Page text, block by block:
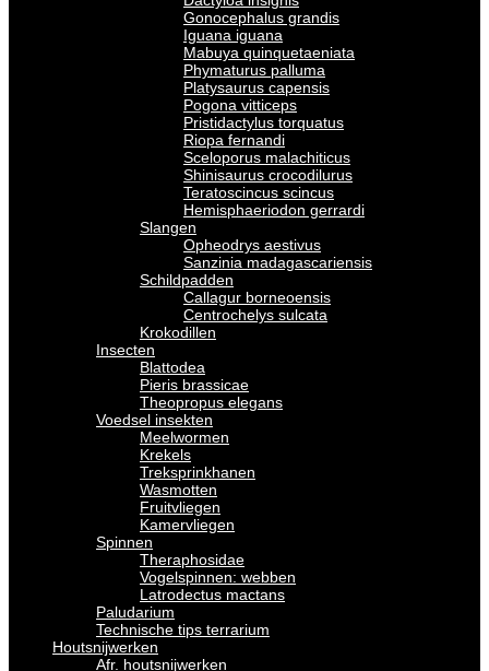
Gonocephalus grandis
Iguana iguana
Mabuya quinquetaeniata
Phymaturus palluma
Platysaurus capensis
Pogona vitticeps
Pristidactylus torquatus
Riopa fernandi
Sceloporus malachiticus
Shinisaurus crocodilurus
Teratoscincus scincus
Hemisphaeriodon gerrardi
Slangen
Opheodrys aestivus
Sanzinia madagascariensis
Schildpadden
Callagur borneoensis
Centrochelys sulcata
Krokodillen
Insecten
Blattodea
Pieris brassicae
Theopropus elegans
Voedsel insekten
Meelwormen
Krekels
Treksprinkhanen
Wasmotten
Fruitvliegen
Kamervliegen
Spinnen
Theraphosidae
Vogelspinnen: webben
Latrodectus mactans
Paludarium
Technische tips terrarium
Houtsnijwerken
Afr. houtsnijwerken